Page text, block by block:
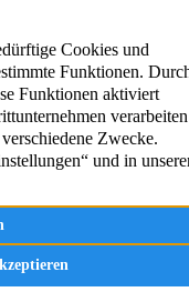
Wohnen auf Zeit
Kontakt